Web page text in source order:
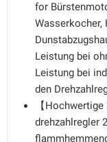
for
Wasserkocher,
Leistung bei
Leistung bei
den
【
drehzahlregler